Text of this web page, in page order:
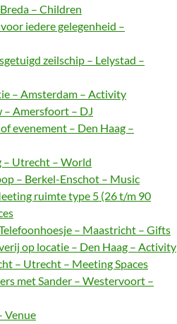
– Children
iedere gelegenheid –
zeilschip – Lelystad –
– Amsterdam – Activity
– Amersfoort – DJ
evenement – Den Haag –
– Utrecht – World
– Berkel-Enschot – Music
ruimte type 5 (26 t/m 90
– Maastricht – Gifts
op locatie – Den Haag – Activity
– Utrecht – Meeting Spaces
met Sander – Westervoort –
Venue